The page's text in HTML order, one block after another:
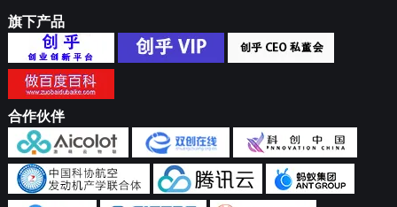
旗下产品
合作伙伴